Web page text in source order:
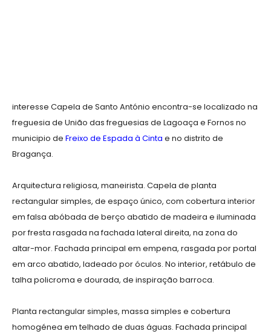
interesse Capela de Santo António encontra-se localizado na
freguesia de União das freguesias de Lagoaça e Fornos no
municipio de Freixo de Espada à Cinta e no distrito de
Bragança.
Arquitectura religiosa, maneirista. Capela de planta
rectangular simples, de espaço único, com cobertura interior
em falsa abóbada de berço abatido de madeira e iluminada
por fresta rasgada na fachada lateral direita, na zona do
altar-mor. Fachada principal em empena, rasgada por portal
em arco abatido, ladeado por óculos. No interior, retábulo de
talha policroma e dourada, de inspiração barroca.
Planta rectangular simples, massa simples e cobertura
homogénea em telhado de duas águas. Fachada principal